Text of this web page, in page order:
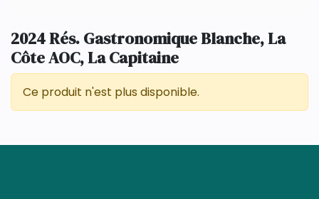
2024 Rés. Gastronomique Blanche, La
Côte AOC, La Capitaine
Ce produit n'est plus disponible.